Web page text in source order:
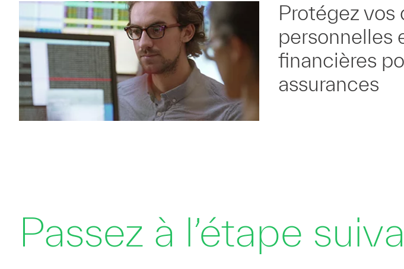
Protégez vos
personnelles
financières
assurances
Passez à l’étape